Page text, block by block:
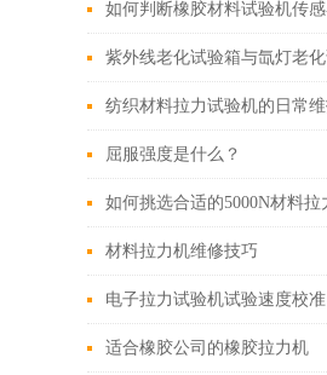
屈服强度是什么？
材料拉力机维修技巧
电子拉力试验机试验速度校准
适合橡胶公司的橡胶拉力机